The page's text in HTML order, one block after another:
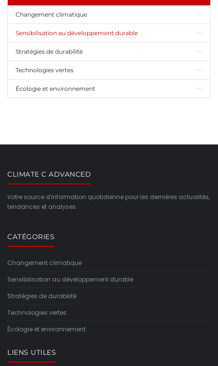
Changement climatique
Sensibilisation au développement durable
Stratégies de durabilité
Technologies vertes
Écologie et environnement
CLIMATE C ADVANCED
Votre source d'information quotidienne pour les dernières actualités,
tendances et analyses.
CATÉGORIES
Changement climatique
Sensibilisation au développement durable
Stratégies de durabilité
Technologies vertes
Écologie et environnement
LIENS UTILES